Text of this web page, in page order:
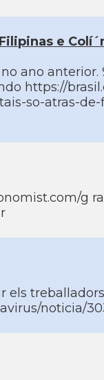
e
ano anterior.
https://
so-atras-
g
els treballadors
noticia/